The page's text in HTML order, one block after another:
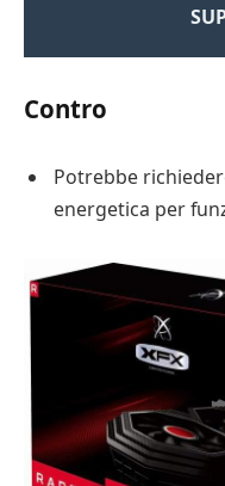
Contro
Potrebbe
energetica per